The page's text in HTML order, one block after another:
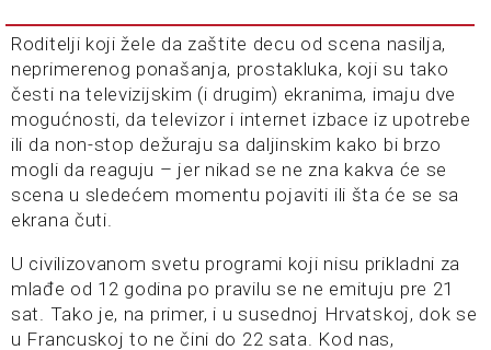
Roditelji koji žele da zaštite decu od scena nasilja,
neprimerenog ponašanja, prostakluka, koji su tako
česti na televizijskim (i drugim) ekranima, imaju dve
mogućnosti, da televizor i internet izbace iz upotrebe
ili da non-stop dežuraju sa daljinskim kako bi brzo
mogli da reaguju – jer nikad se ne zna kakva će se
scena u sledećem momentu pojaviti ili šta će se sa
ekrana čuti.
U civilizovanom svetu programi koji nisu prikladni za
mlađe od 12 godina po pravilu se ne emituju pre 21
sat. Tako je, na primer, i u susednoj Hrvatskoj, dok se
u Francuskoj to ne čini do 22 sata. Kod nas,